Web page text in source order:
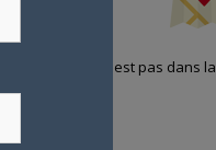
Si votre ville n'est pas dans